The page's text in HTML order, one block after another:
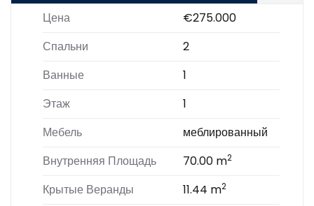
Цена
€275.000
Спальни
2
Ванные
1
Этаж
1
Мебель
меблированный
Внутренняя Площадь
70.00 m2
Крытые Веранды 11.44 m2